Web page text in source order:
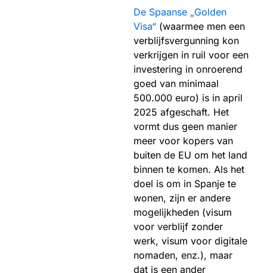
De Spaanse „Golden
Visa“ (waarmee men een
verblijfsvergunning kon
verkrijgen in ruil voor een
investering in onroerend
goed van minimaal
500.000 euro) is in april
2025 afgeschaft. Het
vormt dus geen manier
meer voor kopers van
buiten de EU om het land
binnen te komen. Als het
doel is om in Spanje te
wonen, zijn er andere
mogelijkheden (visum
voor verblijf zonder
werk, visum voor digitale
nomaden, enz.), maar
dat is een ander